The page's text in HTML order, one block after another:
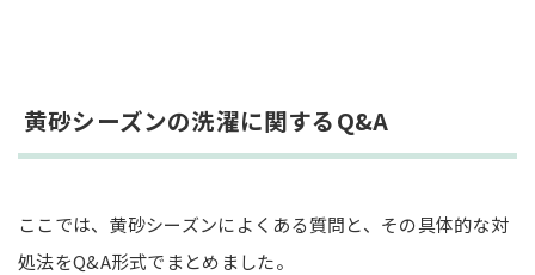
黄砂シーズンの洗濯に関するQ&A
ここでは、黄砂シーズンによくある質問と、その具体的な対
処法をQ&A形式でまとめました。